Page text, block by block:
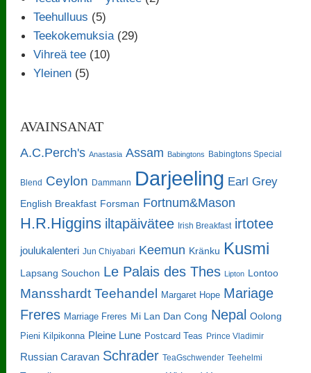
Teehulluus (5)
Teekokemuksia (29)
Vihreä tee (10)
Yleinen (5)
AVAINSANAT
A.C.Perch's Anastasia Assam Babingtons Babingtons Special
Blend Ceylon Dammann Darjeeling Earl Grey
English Breakfast Forsman Fortnum&Mason
H.R.Higgins iltapäivätee Irish Breakfast irtotee
joulukalenteri Jun Chiyabari Keemun Kränku Kusmi
Lapsang Souchon Le Palais des Thes Lipton Lontoo
Mansshardt Teehandel Margaret Hope Mariage
Freres Marriage Freres Mi Lan Dan Cong Nepal Oolong
Pieni Kilpikonna Pleine Lune Postcard Teas Prince Vladimir
Russian Caravan Schrader TeaGschwender Teehelmi